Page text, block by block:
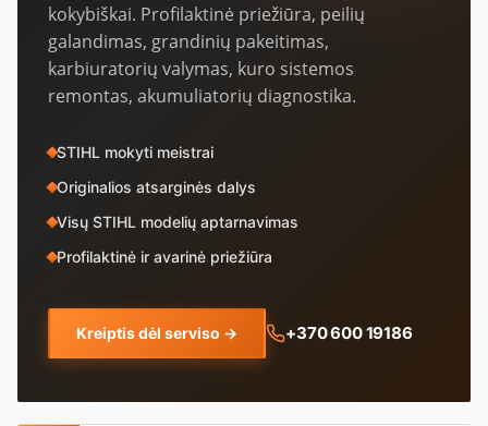
kokybiškai. Profilaktinė priežiūra, peilių
galandimas, grandinių pakeitimas,
karbiuratorių valymas, kuro sistemos
remontas, akumuliatorių diagnostika.
STIHL mokyti meistrai
Originalios atsarginės dalys
Visų STIHL modelių aptarnavimas
Profilaktinė ir avarinė priežiūra
Kreiptis dėl serviso → +370 600 19186